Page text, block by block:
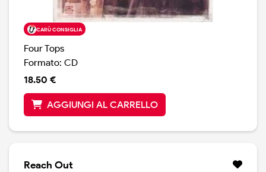
CARÙ CONSIGLIA
Four Tops
Formato: CD
18.50 €
AGGIUNGI AL CARRELLO
Reach Out